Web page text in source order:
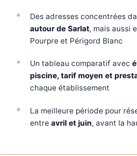
Des adresses concentrées
autour de Sarlat, mais aussi
Pourpre et Périgord Blanc
Un tableau comparatif avec
piscine, tarif moyen et
chaque établissement
La meilleure période pour
entre avril et juin, avant la